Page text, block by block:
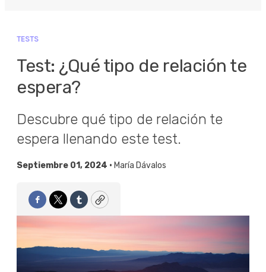
TESTS
Test: ¿Qué tipo de relación te
espera?
Descubre qué tipo de relación te
espera llenando este test.
Septiembre 01, 2024 • María Dávalos
Facebook
TwitterTumblrCopy